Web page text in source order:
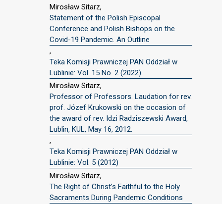
Mirosław Sitarz,
Statement of the Polish Episcopal
Conference and Polish Bishops on the
Covid-19 Pandemic. An Outline
,
Teka Komisji Prawniczej PAN Oddział w
Lublinie: Vol. 15 No. 2 (2022)
Mirosław Sitarz,
Professor of Professors. Laudation for rev.
prof. Józef Krukowski on the occasion of
the award of rev. Idzi Radziszewski Award,
Lublin, KUL, May 16, 2012.
,
Teka Komisji Prawniczej PAN Oddział w
Lublinie: Vol. 5 (2012)
Mirosław Sitarz,
The Right of Christ’s Faithful to the Holy
Sacraments During Pandemic Conditions